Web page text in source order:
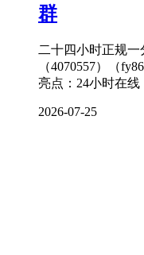
群
二十四小时正规
（4070557）（
亮点：24小时在
2026-07-25